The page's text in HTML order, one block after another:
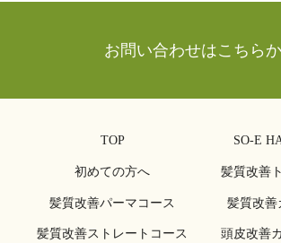
お問い合わせはこちら
TOP SO-E
初めての方へ 髪質改善
髪質改善パーマコース 髪質改善
髪質改善ストレートコース 頭皮改善